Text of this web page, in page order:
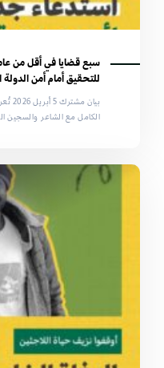
سبع قضايا في أقل من
للتحقيق أمام أمن الدولة
الكامل مع الشاعر والسجين